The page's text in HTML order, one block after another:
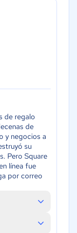
de regalo
de
y negocios a
su
Pero Square
línea fue
por correo